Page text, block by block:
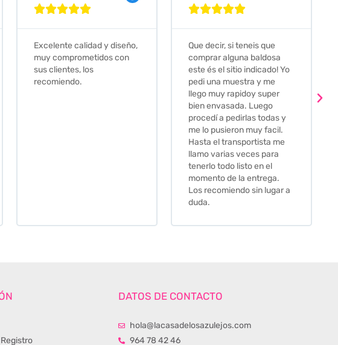

Excelente calidad y diseño,
muy comprometidos con
sus clientes, los
recomiendo.

Que decir, si teneis que
comprar alguna baldosa
este és el sitio indicado! Yo
pedi una muestra y me
llego muy rapidoy super
bien envasada. Luego
procedí a pedirlas todas y
me lo pusieron muy facil.
Hasta el transportista me
llamo varias veces para
tenerlo todo listo en el
momento de la entrega.
Los recomiendo sin lugar a
duda.
DATOS DE CONTACTO
hola@lacasadelosazulejos.com
964 78 42 46